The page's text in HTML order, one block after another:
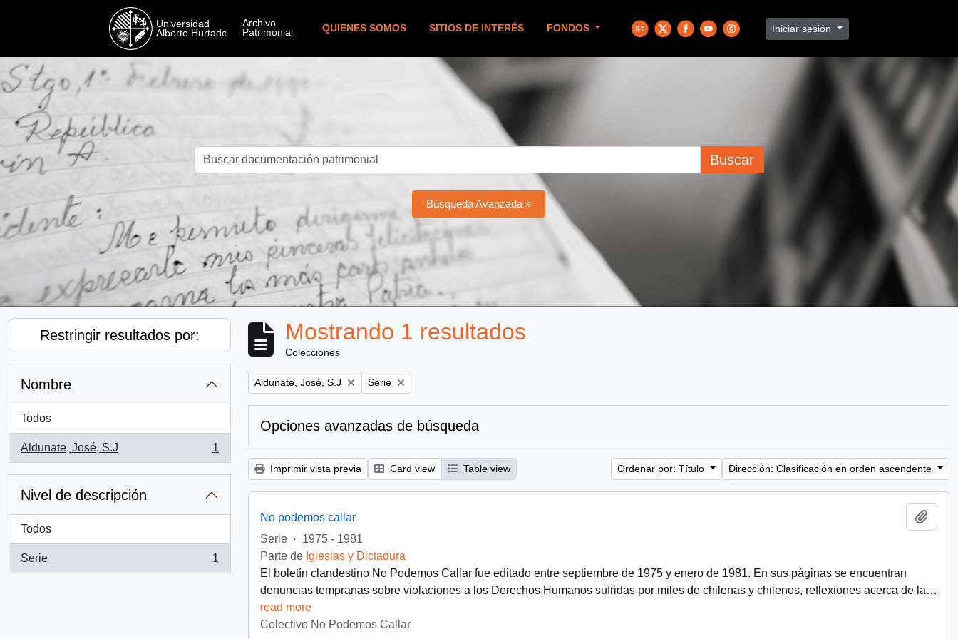
QUIENES SOMOS SITIOS DE INTERÉS FONDOS Iniciar sesión
Buscar
Búsqueda Avanzada »
Restringir resultados por:
Nombre
Todos
Aldunate, José, S.J
, 1 resultados
1
Nivel de descripción
Todos
Serie
, 1 resultados
1
Mostrando 1 resultados
Colecciones
Remove filter:
Aldunate, José, S.J Remove filter:
Serie
Opciones avanzadas de búsqueda
Imprimir vista previa Card view Table view Ordenar por: Título Dirección: Clasificación en orden ascendente
No podemos callar
Serie · 1975 - 1981
Parte de Iglesias y Dictadura
El boletín clandestino No Podemos Callar fue editado entre septiembre de 1975 y enero de 1981. En sus páginas se encuentran
denuncias tempranas sobre violaciones a los Derechos Humanos sufridas por miles de chilenas y chilenos, reflexiones acerca de la…
read more
Colectivo No Podemos Callar